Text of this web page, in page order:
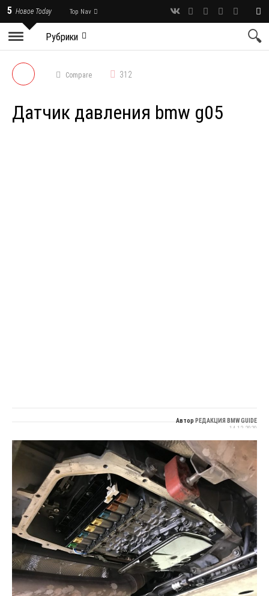
5 Новое Today Top Nav
Рубрики
Compare 312
Датчик давления bmw g05
АвторРЕДАКЦИЯ BMW GUIDE
14.12.2020